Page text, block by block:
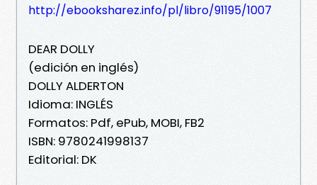
http://ebooksharez.info/pl/libro/91195/1007
DEAR DOLLY
(edición en inglés)
DOLLY ALDERTON
Idioma: INGLÉS
Formatos: Pdf, ePub, MOBI, FB2
ISBN: 9780241998137
Editorial: DK